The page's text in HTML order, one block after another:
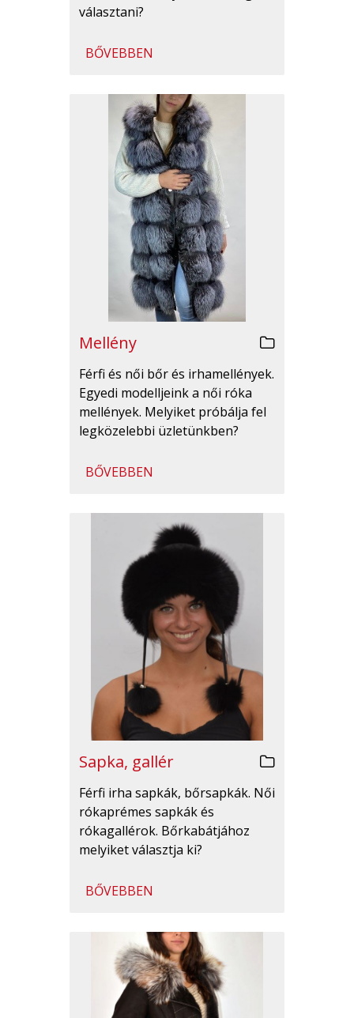
választani?
BŐVEBBEN
Mellény
Férfi és női bőr és irhamellények.
Egyedi modelljeink a női róka
mellények. Melyiket próbálja fel
legközelebbi üzletünkben?
BŐVEBBEN
Sapka, gallér
Férfi irha sapkák, bőrsapkák. Női
rókaprémes sapkák és
rókagallérok. Bőrkabátjához
melyiket választja ki?
BŐVEBBEN